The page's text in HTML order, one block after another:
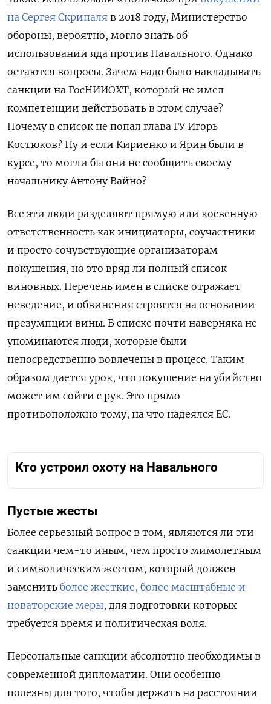
на Сергея Скрипаля в 2018 году, Министерство
обороны, вероятно, могло знать об
использовании яда против Навального. Однако
остаются вопросы. Зачем надо было накладывать
санкции на ГосНИИОХТ, который не имел
компетенции действовать в этом случае?
Почему в список не попал глава ГУ Игорь
Костюков? Ну и если Кириенко и Ярин были в
курсе, то могли бы они не сообщить своему
начальнику Антону Вайно?
Все эти люди разделяют прямую или косвенную
ответственность как инициаторы, соучастники
и просто сочувствующие организаторам
покушения, но это вряд ли полный список
виновных. Перечень имен в списке отражает
неведение, и обвинения строятся на основании
презумпции вины. В списке почти наверняка не
упоминаются люди, которые были
непосредственно вовлечены в процесс. Таким
образом дается урок, что покушение на убийство
может им сойти с рук. Это прямо
противоположно тому, на что надеялся ЕС.
Кто устроил охоту на Навального
Пустые жесты
Более серьезный вопрос в том, являются ли эти
санкции чем-то иным, чем просто мимолетным
и символическим жестом, который должен
заменить более жесткие, более масштабные и
новаторские меры, для подготовки которых
требуется время и политическая воля.
Персональные санкции абсолютно необходимы в
современной дипломатии. Они особенно
полезны для того, чтобы держать на расстоянии